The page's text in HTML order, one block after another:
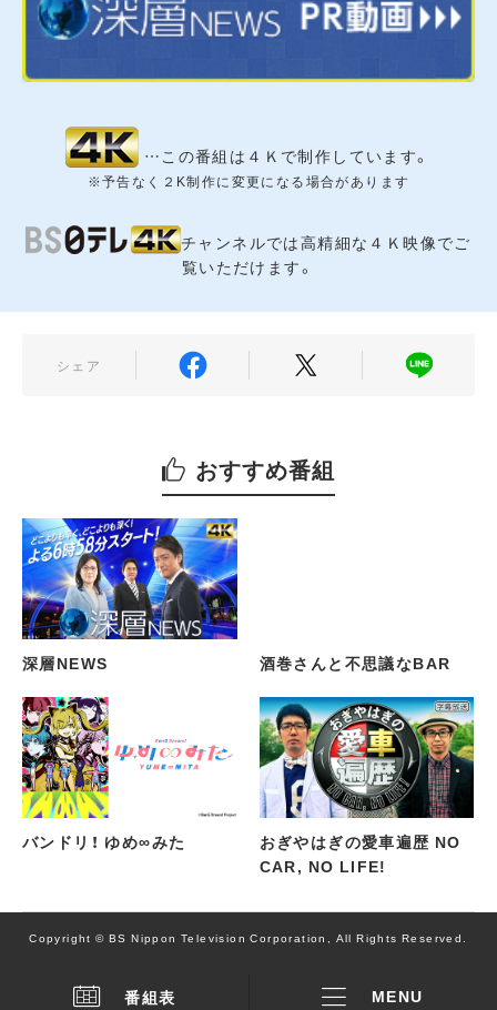
番組表 MENU
高橋治（東京理科大学工学部教授）
#3062
米トランプ大統領 イラン攻撃停止の背
景 イラン“最強ミサイル”とは
【ゲスト】高橋和夫（放送大学名誉教授）
渡部恒雄（笹川平和財団上席フェロー）
取り締まり強化 中露首脳の野望
石川一洋（ジャーナリスト）
2026年07月23日（木）
#3060
ウクライナ 軍トップと国防相解任で軍
と政府の対立表面化 無人機戦略への影響は
【ゲスト】東野篤子（筑波大学教授）
小泉悠（東京大学先端科学技術研究センター准教授）
2026年07月20日（月）
#3059
サッカーＷ杯を動かした政治と金の実
態 トランプ氏“介入”発言波紋
【ゲスト】小笠原博毅（神戸大学教授）
木崎伸也（スポーツライター）
2026年07月16日（木）
#3058
中道・小川代表が生出演 高市政権は
…この番組は４Ｋで制作しています。
※予告なく２K制作に変更になる場合があります
チャンネルでは高精細な４Ｋ映像でご
覧いただけます。
シェア
おすすめ番組
深層NEWS 酒巻さんと不思議なBAR
バンドリ！ ゆめ∞みた
おぎやはぎの愛車遍歴 NO
CAR, NO LIFE!
Copyright © BS Nippon Television Corporation, All Rights Reserved.